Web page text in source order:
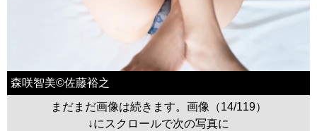
森咲智美©佐藤裕之
まだまだ画像は続きます。画像（14/119）
↓にスクロールで次の写真に